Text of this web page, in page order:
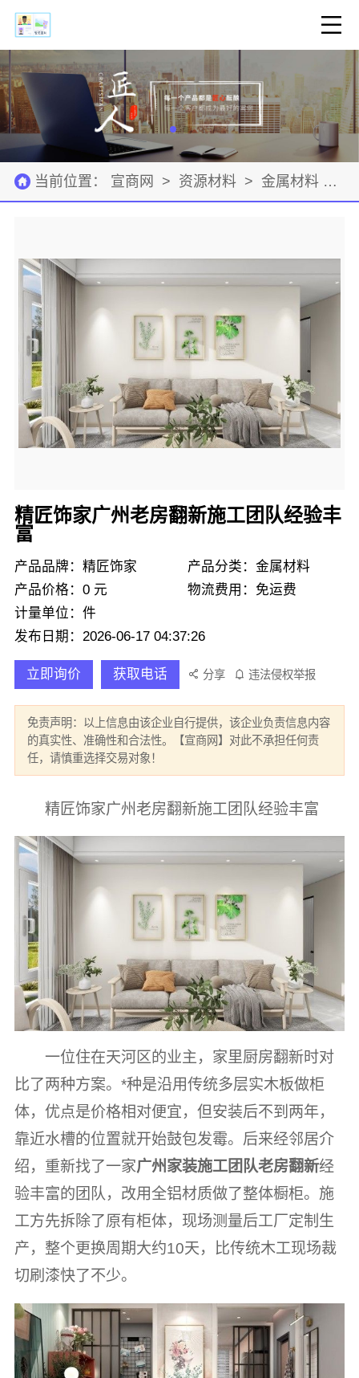
当前位置： 宣商网 > 资源材料 > 金属材料 >
精匠饰家广州老房翻新施工团队经验丰
富
产品品牌：精匠饰家
产品分类：金属材料
产品价格：0 元
物流费用：免运费
计量单位：件
发布日期：2026-06-17 04:37:26
立即询价 获取电话 分享 违法侵权举报
免责声明：以上信息由该企业自行提供，该企业负责信息内容
的真实性、准确性和合法性。【宣商网】对此不承担任何责
任，请慎重选择交易对象！
精匠饰家广州老房翻新施工团队经验丰富
一位住在天河区的业主，家里厨房翻新时对
比了两种方案。*种是沿用传统多层实木板做柜
体，优点是价格相对便宜，但安装后不到两年，
靠近水槽的位置就开始鼓包发霉。后来经邻居介
绍，重新找了一家广州家装施工团队老房翻新经
验丰富的团队，改用全铝材质做了整体橱柜。施
工方先拆除了原有柜体，现场测量后工厂定制生
产，整个更换周期大约10天，比传统木工现场裁
切刷漆快了不少。